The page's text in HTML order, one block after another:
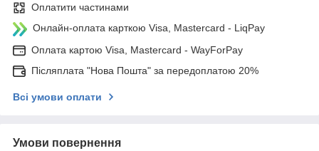
Оплатити частинами
Онлайн-оплата карткою Visa, Mastercard - LiqPay
Оплата картою Visa, Mastercard - WayForPay
Післяплата "Нова Пошта" за передоплатою 20%
Всі умови оплати
Умови повернення